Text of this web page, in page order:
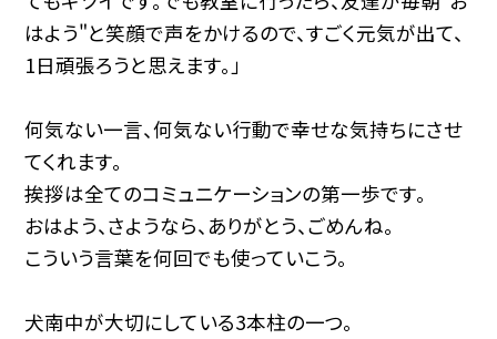
はよう"と笑顔で声をかけるので、すごく元気が出て、
1日頑張ろうと思えます。」
何気ない一言、何気ない行動で幸せな気持ちにさせ
てくれます。
挨拶は全てのコミュニケーションの第一歩です。
おはよう、さようなら、ありがとう、ごめんね。
こういう言葉を何回でも使っていこう。
犬南中が大切にしている3本柱の一つ。